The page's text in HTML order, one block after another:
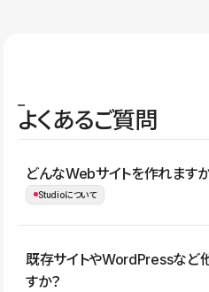
よくあるご質問
どんなWebサイトを作れます
Studioについて
コーポレートサイト、サービスサ
グ・メディア、イベントサイト、
既存サイトやWordPressなど
すか？